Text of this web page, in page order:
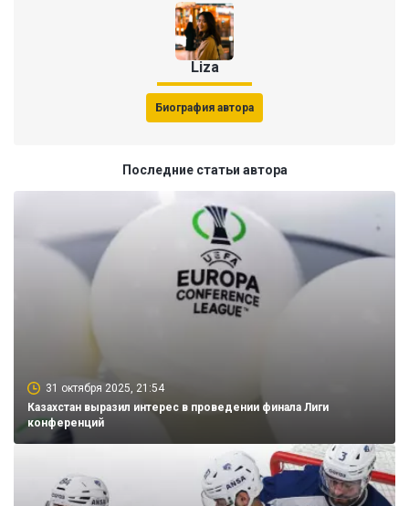
Liza
Биография автора
Последние статьи автора
31 октября 2025, 21:54
Казахстан выразил интерес в проведении финала Лиги
конференций